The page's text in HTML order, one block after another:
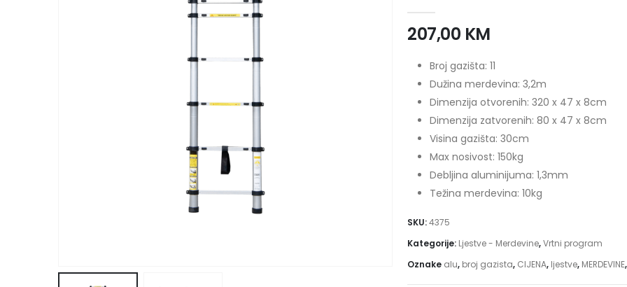
207,00 KM
Broj gazišta: 11
Dužina merdevina: 3,2m
Dimenzija otvorenih: 320 x 47 x 8cm
Dimenzija zatvorenih: 80 x 47 x 8cm
Visina gazišta: 30cm
Max nosivost: 150kg
Debljina aluminijuma: 1,3mm
Težina merdevina: 10kg
SKU:4375
Kategorije: Ljestve - Merdevine,Vrtni program
Oznake alu, broj gazista, CIJENA, ljestve, MERDEVINE,